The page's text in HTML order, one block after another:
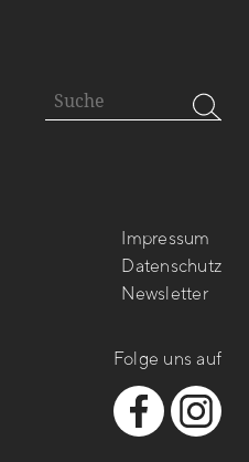
Impressum
Datenschutz
Newsletter
Folge uns auf